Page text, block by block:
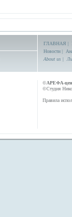
ГЛАВНАЯ |
Новости |
About us |
©АРЕФА-
©Студия
Правила